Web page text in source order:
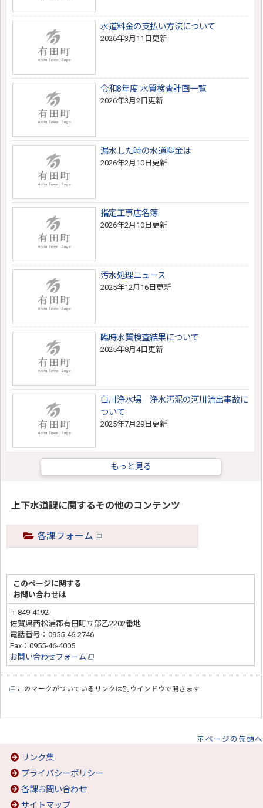
水道料金の支払い方法について
2026年3月11日更新
令和8年度 水質検査計画一覧
2026年3月2日更新
漏水した時の水道料金は
2026年2月10日更新
指定工事店名簿
2026年2月10日更新
汚水処理ニュース
2025年12月16日更新
臨時水質検査結果について
2025年8月4日更新
白川浄水場 浄水汚泥の河川流出事故に
ついて
2025年7月29日更新
もっと見る
上下水道課に関するその他のコンテンツ
各課フォーム
このページに関する
お問い合わせは
〒849-4192
佐賀県西松浦郡有田町立部乙2202番地
電話番号：0955-46-2746
Fax：0955-46-4005
お問い合わせフォーム
このマークがついているリンクは別ウインドウで開きます
ページの先頭へ
リンク集
プライバシーポリシー
各課お問い合わせ
サイトマップ